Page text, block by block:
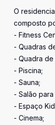
O
composto
- Fitness
- Quadras
- Quadra de
- Piscina;
- Sauna;
- Salão
- Espaço
- Cinema;